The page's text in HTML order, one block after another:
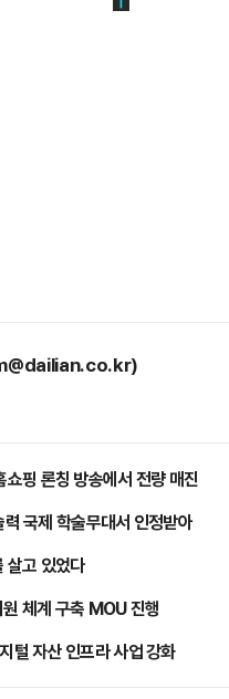
쇼핑 론칭 방송에서 전량 매진
국제 학술무대서 인정받아
살고 있었다
체계 구축 MOU 진행
털 자산 인프라 사업 강화